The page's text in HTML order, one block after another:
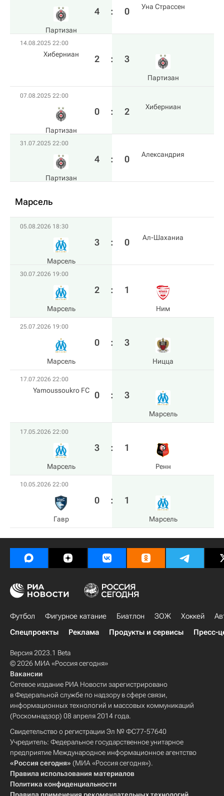
Партизан
4 : 0 Уна Страссен
14.08.2025 22:00
Хиберниан 2 : 3
Партизан
07.08.2025 22:00
Партизан
0 : 2 Хиберниан
31.07.2025 22:00
Партизан
4 : 0 Александрия
Марсель
05.08.2026 18:30
Марсель
3 : 0 Ал-Шаханиа
30.07.2026 19:00
Марсель
2 : 1
Ним
25.07.2026 19:00
Марсель
0 : 3
Ницца
17.07.2026 22:00
Yamoussoukro FC 0 : 3
Марсель
17.05.2026 22:00
Марсель
3 : 1
Ренн
10.05.2026 22:00
Гавр
0 : 1
Марсель
Футбол Фигурное катание Биатлон ЗОЖ Хоккей
Спецпроекты
Реклама Продукты и сервисы Пресс-
Версия 2023.1 Beta
© 2026 МИА «Россия сегодня»
Вакансии
Сетевое издание РИА Новости зарегистрировано
в Федеральной службе по надзору в сфере связи,
информационных технологий и массовых коммуникаций
(Роскомнадзор) 08 апреля 2014 года.
Свидетельство о регистрации Эл № ФС77-57640
Учредитель: Федеральное государственное унитарное
предприятие Международное информационное агентство
«Россия сегодня» (МИА «Россия сегодня»).
Правила использования материалов
Политика конфиденциальности